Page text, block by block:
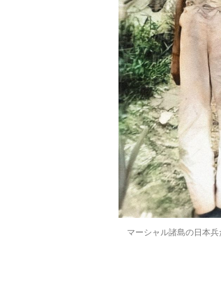
マーシャル諸島の日本兵